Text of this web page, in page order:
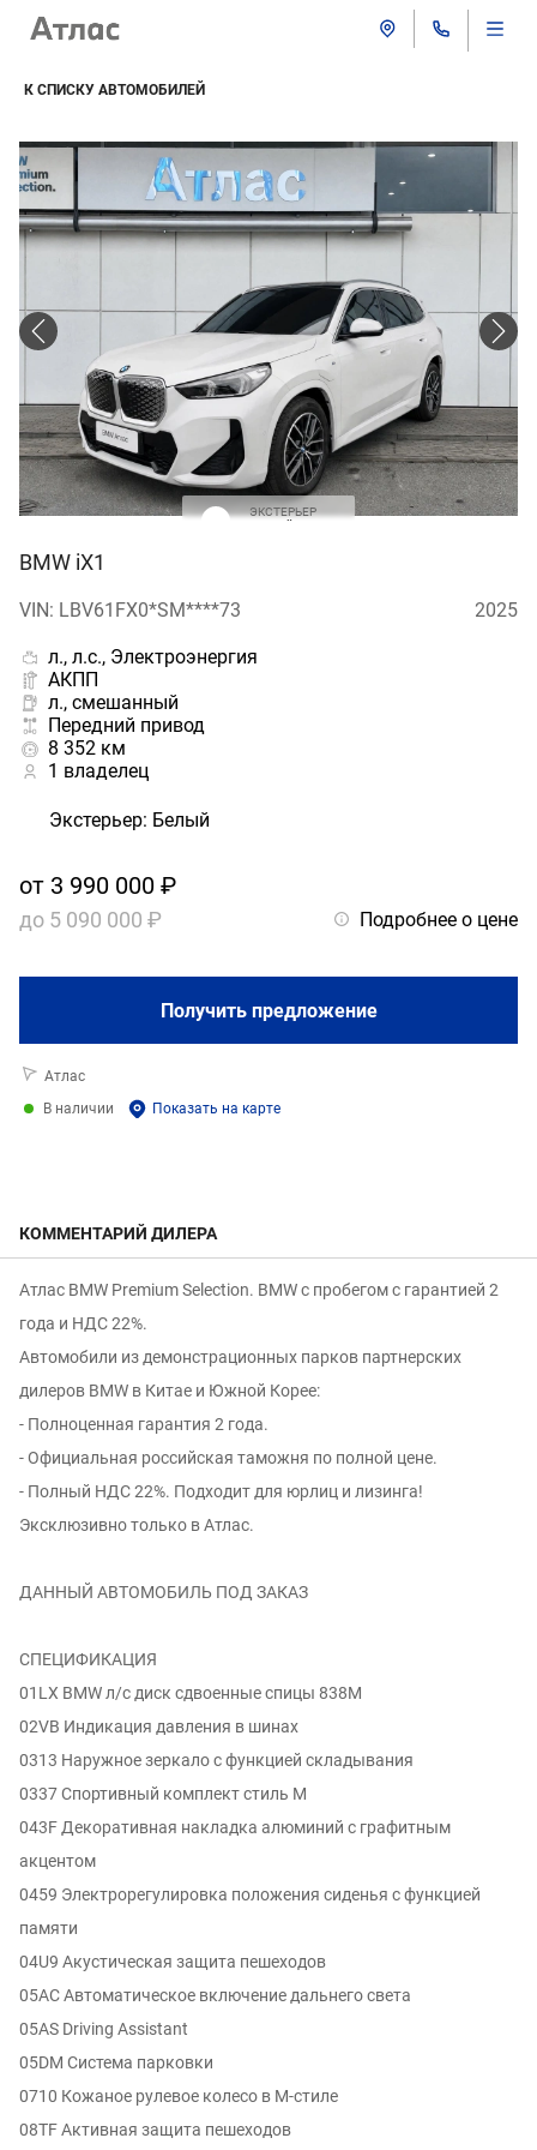
К СПИСКУ АВТОМОБИЛЕЙ
ЭКСТЕРЬЕР
КОММЕНТАРИЙ ДИЛЕРА
Атлас BMW Premium Selection. BMW с пробегом с гарантией 2
года и НДС 22%.
Автомобили из демонстрационных парков партнерских
дилеров BMW в Китае и Южной Корее:
- Полноценная гарантия 2 года.
- Официальная российская таможня по полной цене.
- Полный НДС 22%. Подходит для юрлиц и лизинга!
Эксклюзивно только в Атлас.
ДАННЫЙ АВТОМОБИЛЬ ПОД ЗАКАЗ
СПЕЦИФИКАЦИЯ
01LX BMW л/с диск сдвоенные спицы 838M
02VB Индикация давления в шинах
0313 Наружное зеркало с функцией складывания
0337 Спортивный комплект стиль M
043F Декоративная накладка алюминий с графитным
акцентом
0459 Электрорегулировка положения сиденья с функцией
памяти
04U9 Акустическая защита пешеходов
05AC Автоматическое включение дальнего света
05AS Driving Assistant
05DM Система парковки
0710 Кожаное рулевое колесо в M-стиле
08TF Активная защита пешеходов
BMW iX1
VIN: LBV61FX0*SM****73 2025
л., л.с., Электроэнергия
АКПП
л., смешанный
Передний привод
8 352 км
1 владелец
Экстерьер: Белый
от 3 990 000 ₽
до 5 090 000 ₽ Подробнее о цене
Получить предложение
Атлас
В наличии
Показать на карте